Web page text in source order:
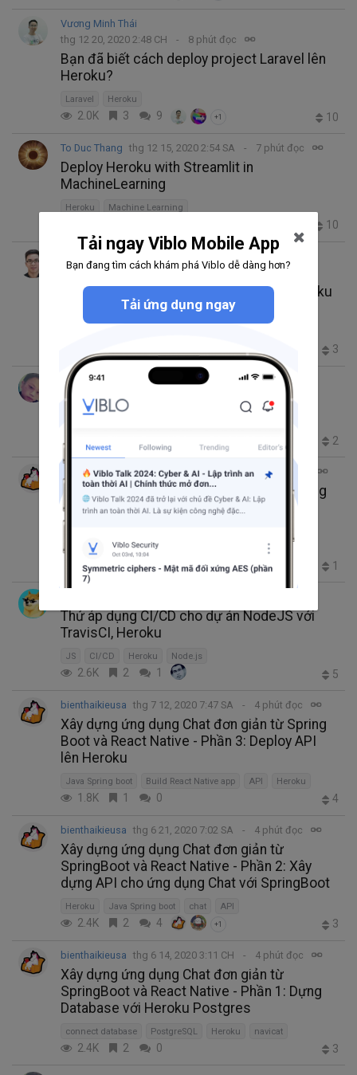
Vương Minh Thái
thg 12 20, 2020 2:48 CH
8 phút đọc
Bạn đã biết cách deploy project Laravel lên
Heroku?
Laravel Heroku
2.0K 3 9 +1 10
To Duc Thang thg 12 15, 2020 2:54 SA 7 phút đọc
Deploy Heroku with Streamlit in
MachineLearning
Heroku Machine Learning
10
nguyen chi thanh
thg 11 18, 2020 5:11 CH
10 phút đọc
Cách triển khai ứng dụng Django cho Heroku
3
LamDN thg 9 17, 2020 1:37 SA 9 phút đọc
Config CircleCI deploy Heroku
2
bienthaikieusa thg 7 25, 2020 12:40 CH 8 phút đọc
Xây dựng ứng dụng Chat đơn giản từ Spring
Boot và React Native - Phần 4: Xây dựng
giao diện Chat đơn giản
Java Spring boot Build React Native app
2.8K 3 1 1
Thử áp dụng CI/CD cho dự án NodeJS với
TravisCI, Heroku
JS CI/CD Heroku Node.js
2.6K 2 1 5
bienthaikieusa thg 7 12, 2020 7:47 SA 4 phút đọc
Xây dựng ứng dụng Chat đơn giản từ Spring
Boot và React Native - Phần 3: Deploy API
lên Heroku
Java Spring boot Build React Native app API Heroku
1.8K 1 0 4
bienthaikieusa thg 6 21, 2020 7:02 SA 4 phút đọc
Xây dựng ứng dụng Chat đơn giản từ
SpringBoot và React Native - Phần 2: Xây
dựng API cho ứng dụng Chat với SpringBoot
Heroku Java Spring boot chat API
2.4K 2 4 +1 3
bienthaikieusa thg 6 14, 2020 3:11 CH 4 phút đọc
Xây dựng ứng dụng Chat đơn giản từ
SpringBoot và React Native - Phần 1: Dựng
Database với Heroku Postgres
connect database PostgreSQL Heroku navicat
2.4K 2 0 3
Tải ngay Viblo Mobile App
Bạn đang tìm cách khám phá Viblo dễ dàng hơn?
Tải ứng dụng ngay